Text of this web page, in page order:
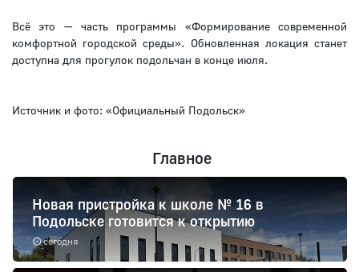
Всё это — часть программы «Формирование современной
комфортной городской среды». Обновленная локация станет
доступна для прогулок подольчан в конце июля.
Источник и фото: «Официальный Подольск»
Главное
сегодня
Новая пристройка к школе № 16 в
Подольске готовится к открытию